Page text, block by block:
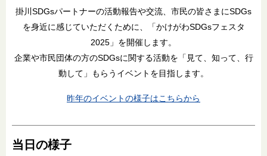
掛川SDGsパートナーの活動報告や交流、市民の皆さまにSDGs
を身近に感じていただくために、「かけがわSDGsフェスタ
2025」を開催します。
企業や市民団体の方のSDGsに関する活動を「見て、知って、行
動して」もらうイベントを目指します。
昨年のイベントの様子はこちらから
当日の様子